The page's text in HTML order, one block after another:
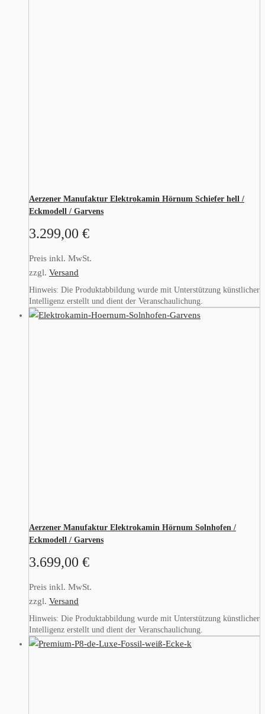
Aerzener Manufaktur Elektrokamin Hörnum Schiefer hell /
Eckmodell / Garvens
3.299,00 €
Preis inkl. MwSt.
zzgl. Versand
Hinweis: Die Produktabbildung wurde mit Unterstützung künstlicher
Intelligenz erstellt und dient der Veranschaulichung.
Aerzener Manufaktur Elektrokamin Hörnum Solnhofen /
Eckmodell / Garvens
3.699,00 €
Preis inkl. MwSt.
zzgl. Versand
Hinweis: Die Produktabbildung wurde mit Unterstützung künstlicher
Intelligenz erstellt und dient der Veranschaulichung.